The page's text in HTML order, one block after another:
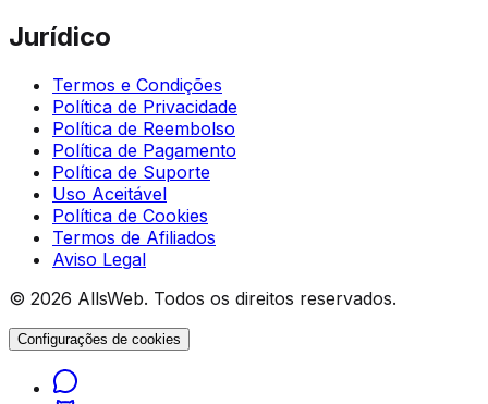
Jurídico
Termos e Condições
Política de Privacidade
Política de Reembolso
Política de Pagamento
Política de Suporte
Uso Aceitável
Política de Cookies
Termos de Afiliados
Aviso Legal
© 2026 AllsWeb. Todos os direitos reservados.
Configurações de cookies